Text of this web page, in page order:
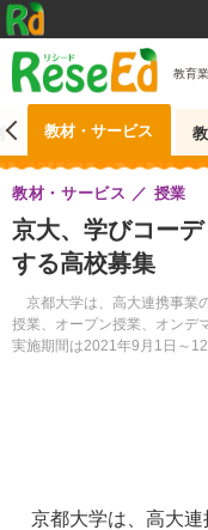
教育
教材・サービス
京大、学びコー
する高校募集
京都大学は、高大連携事業
授業、オープン授業、オンデ
実施期間は2021年9月1日～
教材・サービス 授業
京都大学は、高大連